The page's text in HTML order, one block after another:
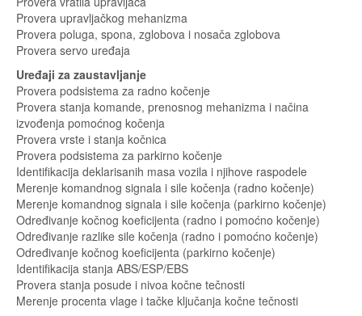
Provera upravljačkog mehanizma
Provera poluga, spona, zglobova i nosača zglobova
Provera servo uređaja
Uređaji za zaustavljanje
Provera podsistema za radno kočenje
Provera stanja komande, prenosnog mehanizma i načina
izvođenja pomoćnog kočenja
Provera vrste i stanja kočnica
Provera podsistema za parkirno kočenje
Identifikacija deklarisanih masa vozila i njihove raspodele
Merenje komandnog signala i sile kočenja (radno kočenje)
Merenje komandnog signala i sile kočenja (parkirno kočenje)
Određivanje kočnog koeficijenta (radno i pomoćno kočenje)
Određivanje razlike sile kočenja (radno i pomoćno kočenje)
Određivanje kočnog koeficijenta (parkirno kočenje)
Identifikacija stanja ABS/ESP/EBS
Provera stanja posude i nivoa kočne tečnosti
Merenje procenta vlage i tačke ključanja kočne tečnosti